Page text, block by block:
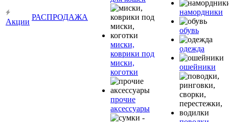
Акции
РАСПРОДАЖА
миски,
коврики под
миски,
коготки
прочие
аксессуары
намордники
обувь
одежда
ошейники